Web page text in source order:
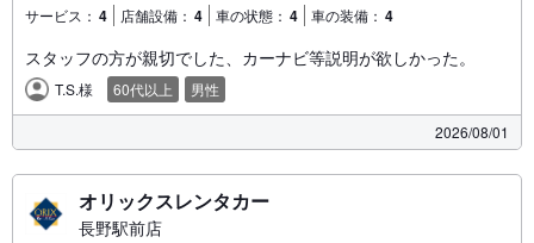
サービス： 4 店舗設備： 4 車の状態： 4 車の装備： 4
スタッフの方が親切でした、カーナビ等説明が欲しかった。
T.S.様 60代以上 男性
2026/08/01
オリックスレンタカー
長野駅前店